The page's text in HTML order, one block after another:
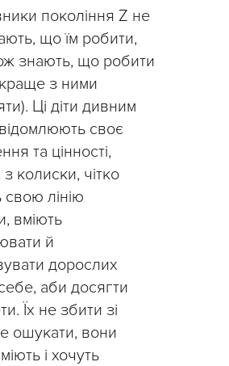
покоління Z не
що їм робити,
знають, що робити
з ними
Ці діти дивним
своє
та цінності,
колиски, чітко
лінію
вміють
й
дорослих
аби досягти
Їх не збити зі
ошукати, вони
і хочуть